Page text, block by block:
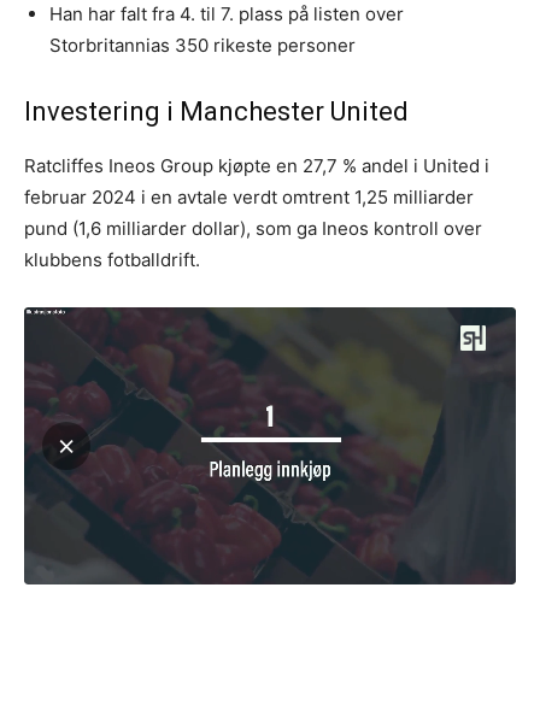
Han har falt fra 4. til 7. plass på listen over
Storbritannias 350 rikeste personer
Investering i Manchester United
Ratcliffes Ineos Group kjøpte en 27,7 % andel i United i
februar 2024 i en avtale verdt omtrent 1,25 milliarder
pund (1,6 milliarder dollar), som ga Ineos kontroll over
klubbens fotballdrift.